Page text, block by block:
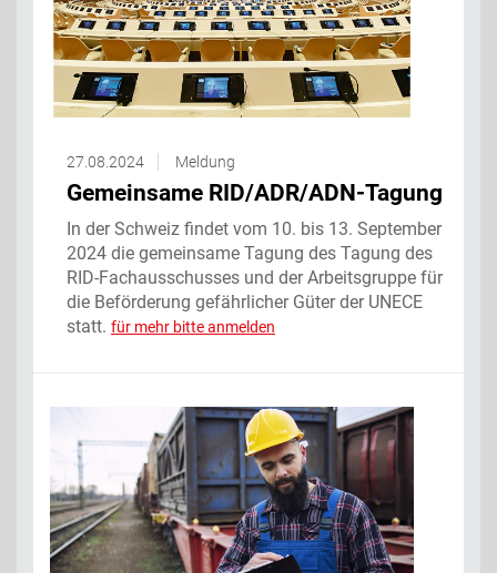
27.08.2024 Meldung
Gemeinsame RID/ADR/ADN-Tagung
In der Schweiz findet vom 10. bis 13. September
2024 die gemeinsame Tagung des Tagung des
RID-Fachausschusses und der Arbeitsgruppe für
die Beförderung gefährlicher Güter der UNECE
statt. für mehr bitte anmelden